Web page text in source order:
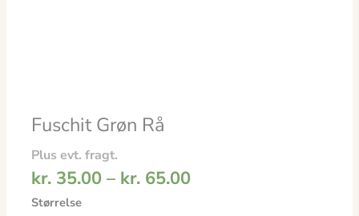
Fuschit Grøn Rå
Plus evt. fragt.
kr. 35.00 – kr. 65.00
Størrelse